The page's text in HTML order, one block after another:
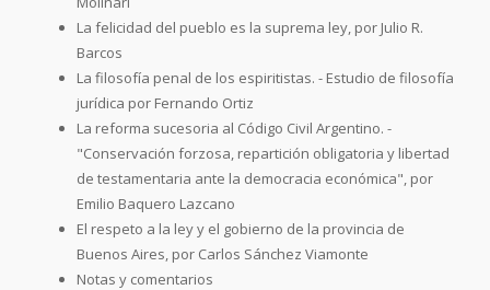
La felicidad del pueblo es la suprema ley, por Julio R.
Barcos
La filosofía penal de los espiritistas. - Estudio de filosofía
jurídica por Fernando Ortiz
La reforma sucesoria al Código Civil Argentino. -
"Conservación forzosa, repartición obligatoria y libertad
de testamentaria ante la democracia económica", por
Emilio Baquero Lazcano
El respeto a la ley y el gobierno de la provincia de
Buenos Aires, por Carlos Sánchez Viamonte
Notas y comentarios